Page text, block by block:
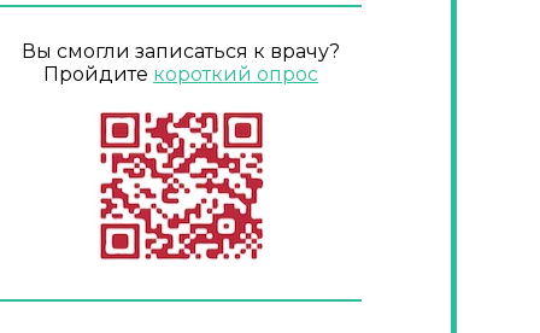
Вы смогли записаться к врачу?
Пройдите короткий опрос